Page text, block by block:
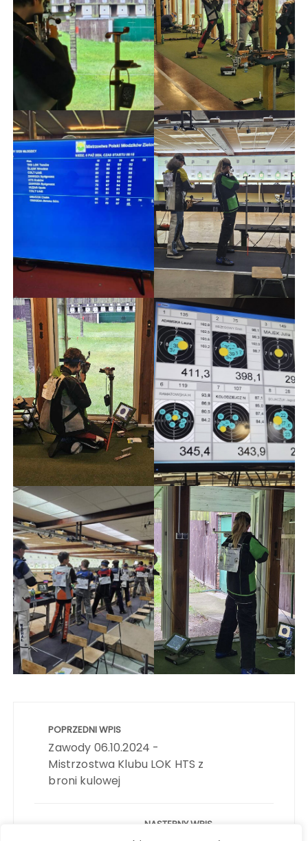
wpisuPOPRZEDNI WPIS
Zawody 06.10.2024 -
Mistrzostwa Klubu LOK HTS z
broni kulowej
NASTĘPNY WPIS